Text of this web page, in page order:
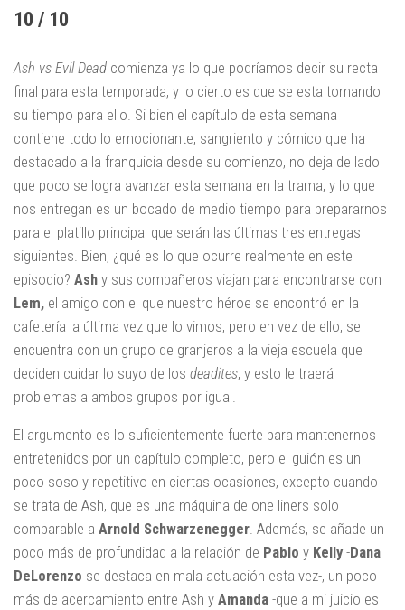
10 / 10
Ash vs Evil Dead comienza ya lo que podríamos decir su recta
final para esta temporada, y lo cierto es que se esta tomando
su tiempo para ello. Si bien el capítulo de esta semana
contiene todo lo emocionante, sangriento y cómico que ha
destacado a la franquicia desde su comienzo, no deja de lado
que poco se logra avanzar esta semana en la trama, y lo que
nos entregan es un bocado de medio tiempo para prepararnos
para el platillo principal que serán las últimas tres entregas
siguientes. Bien, ¿qué es lo que ocurre realmente en este
episodio? Ash y sus compañeros viajan para encontrarse con
Lem, el amigo con el que nuestro héroe se encontró en la
cafetería la última vez que lo vimos, pero en vez de ello, se
encuentra con un grupo de granjeros a la vieja escuela que
deciden cuidar lo suyo de los deadites, y esto le traerá
problemas a ambos grupos por igual.
El argumento es lo suficientemente fuerte para mantenernos
entretenidos por un capítulo completo, pero el guión es un
poco soso y repetitivo en ciertas ocasiones, excepto cuando
se trata de Ash, que es una máquina de one liners solo
comparable a Arnold Schwarzenegger. Además, se añade un
poco más de profundidad a la relación de Pablo y Kelly -Dana
DeLorenzo se destaca en mala actuación esta vez-, un poco
más de acercamiento entre Ash y Amanda -que a mi juicio es